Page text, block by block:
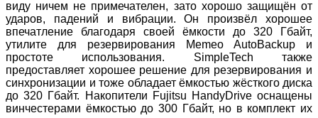
виду ничем не примечателен, зато хорошо защищён от
ударов, падений и вибрации. Он произвёл хорошее
впечатление благодаря своей ёмкости до 320 Гбайт,
утилите для резервирования Memeo AutoBackup и
простоте использования. SimpleTech также
предоставляет хорошее решение для резервирования и
синхронизации и тоже обладает ёмкостью жёсткого диска
до 320 Гбайт. Накопители Fujitsu HandyDrive оснащены
винчестерами ёмкостью до 300 Гбайт, но в комплект их